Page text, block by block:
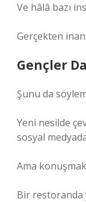
Ve hâlâ bazı
Gerçekten
Gençler
Şunu da
Yeni nesilde
sosyal
Ama
Bir restoranda